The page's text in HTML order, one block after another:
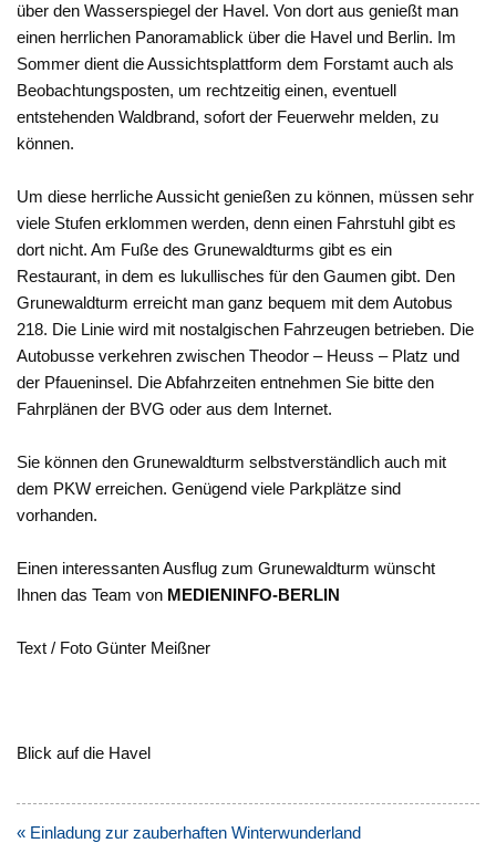
über den Wasserspiegel der Havel. Von dort aus genießt man
einen herrlichen Panoramablick über die Havel und Berlin. Im
Sommer dient die Aussichtsplattform dem Forstamt auch als
Beobachtungsposten, um rechtzeitig einen, eventuell
entstehenden Waldbrand, sofort der Feuerwehr melden, zu
können.
Um diese herrliche Aussicht genießen zu können, müssen sehr
viele Stufen erklommen werden, denn einen Fahrstuhl gibt es
dort nicht. Am Fuße des Grunewaldturms gibt es ein
Restaurant, in dem es lukullisches für den Gaumen gibt. Den
Grunewaldturm erreicht man ganz bequem mit dem Autobus
218. Die Linie wird mit nostalgischen Fahrzeugen betrieben. Die
Autobusse verkehren zwischen Theodor – Heuss – Platz und
der Pfaueninsel. Die Abfahrzeiten entnehmen Sie bitte den
Fahrplänen der BVG oder aus dem Internet.
Sie können den Grunewaldturm selbstverständlich auch mit
dem PKW erreichen. Genügend viele Parkplätze sind
vorhanden.
Einen interessanten Ausflug zum Grunewaldturm wünscht
Ihnen das Team von MEDIENINFO-BERLIN
Text / Foto Günter Meißner
Blick auf die Havel
Beitragsnavigation
« Einladung zur zauberhaften Winterwunderland